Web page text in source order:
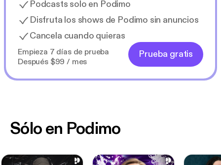
Podcasts solo en Podimo
Disfruta los shows de Podimo sin anuncios
Cancela cuando quieras
Empieza 7 días de prueba
Después $99 / mes
Prueba gratis
Sólo en Podimo